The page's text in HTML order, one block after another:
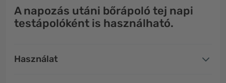
A napozás utáni bőrápoló tej napi
testápolóként is használható.
Használat